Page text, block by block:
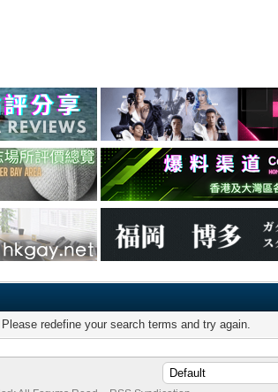
redefine your search terms and try again.